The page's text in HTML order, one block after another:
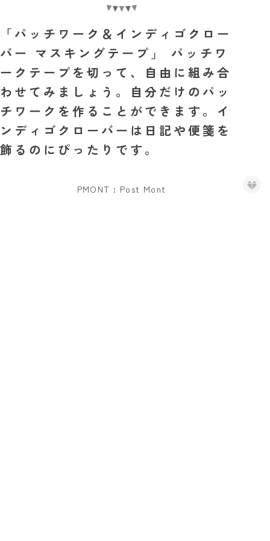
「パッチワーク＆インディゴクロー
バー マスキングテープ」 パッチワ
ークテープを切って、自由に組み合
わせてみましょう。自分だけのパッ
チワークを作ることができます。イ
ンディゴクローバーは日記や便箋を
飾るのにぴったりです。
PMONT : Post Mont